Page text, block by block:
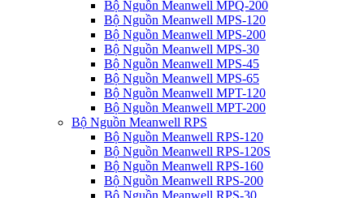
Bộ Nguồn Meanwell MPQ-200
Bộ Nguồn Meanwell MPS-120
Bộ Nguồn Meanwell MPS-200
Bộ Nguồn Meanwell MPS-30
Bộ Nguồn Meanwell MPS-45
Bộ Nguồn Meanwell MPS-65
Bộ Nguồn Meanwell MPT-120
Bộ Nguồn Meanwell MPT-200
Bộ Nguồn Meanwell RPS
Bộ Nguồn Meanwell RPS-120
Bộ Nguồn Meanwell RPS-120S
Bộ Nguồn Meanwell RPS-160
Bộ Nguồn Meanwell RPS-200
Bộ Nguồn Meanwell RPS-30